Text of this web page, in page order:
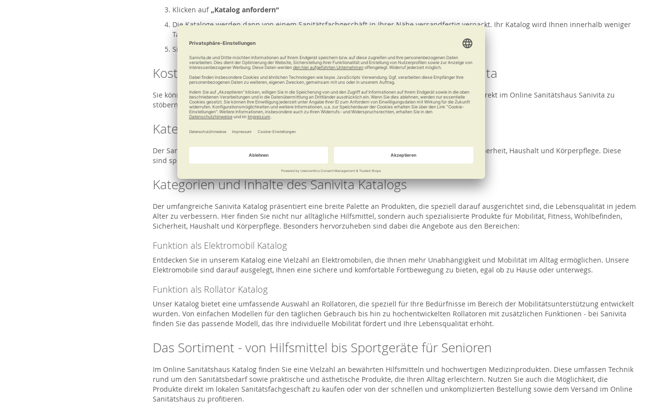
Klicken auf „Katalog anfordern“
Die Kataloge werden dann von einem Sanitätsfachgeschäft in Ihrer Nähe versandfertig verpackt. Ihr Katalog wird Ihnen innerhalb weniger
Tage kostenlos zugesendet.
Sie erhalten den Katalog an die angegebene Adresse.
Kostenfreiheit des Online Sanitätshaus Katalogs von Sanivita
Sie können den aktuellen Sanivita Katalog kostenlos anfordern. Alternativ besteht die Möglichkeit, direkt im Online Sanitätshaus Sanivita zu
stöbern und Produkte zu bestellen.
Kategorien und Inhalte des Sanivita Katalogs
Der Sanivita Katalog bietet eine breite Palette an Produkten für Mobilität, Fitness, Wohlbefinden, Sicherheit, Haushalt und Körperpflege. Diese
sind speziell darauf ausgerichtet, die Lebensqualität in jedem Alter zu verbessern.
Kategorien und Inhalte des Sanivita Katalogs
Der umfangreiche Sanivita Katalog präsentiert eine breite Palette an Produkten, die speziell darauf ausgerichtet sind, die Lebensqualität in jedem
Alter zu verbessern. Hier finden Sie nicht nur alltägliche Hilfsmittel, sondern auch spezialisierte Produkte für Mobilität, Fitness, Wohlbefinden,
Sicherheit, Haushalt und Körperpflege. Besonders hervorzuheben sind dabei die Angebote aus den Bereichen:
Funktion als Elektromobil Katalog
Entdecken Sie in unserem Katalog eine Vielzahl an Elektromobilen, die Ihnen mehr Unabhängigkeit und Mobilität im Alltag ermöglichen. Unsere
Elektromobile sind darauf ausgelegt, Ihnen eine sichere und komfortable Fortbewegung zu bieten, egal ob zu Hause oder unterwegs.
Funktion als Rollator Katalog
Unser Katalog bietet eine umfassende Auswahl an Rollatoren, die speziell für Ihre Bedürfnisse im Bereich der Mobilitätsunterstützung entwickelt
wurden. Von einfachen Modellen für den täglichen Gebrauch bis hin zu hochentwickelten Rollatoren mit zusätzlichen Funktionen - bei Sanivita
finden Sie das passende Modell, das Ihre individuelle Mobilität fördert und Ihre Lebensqualität erhöht.
Das Sortiment - von Hilfsmittel bis Sportgeräte für Senioren
Im Online Sanitätshaus Katalog finden Sie eine Vielzahl an bewährten Hilfsmitteln und hochwertigen Medizinprodukten. Diese umfassen Technik
rund um den Sanitätsbedarf sowie praktische und ästhetische Produkte, die Ihren Alltag erleichtern. Nutzen Sie auch die Möglichkeit, die
Produkte direkt im lokalen Sanitätsfachgeschäft zu kaufen oder von der schnellen und unkomplizierten Bestellung sowie dem Versand im Online
Sanitätshaus zu profitieren.